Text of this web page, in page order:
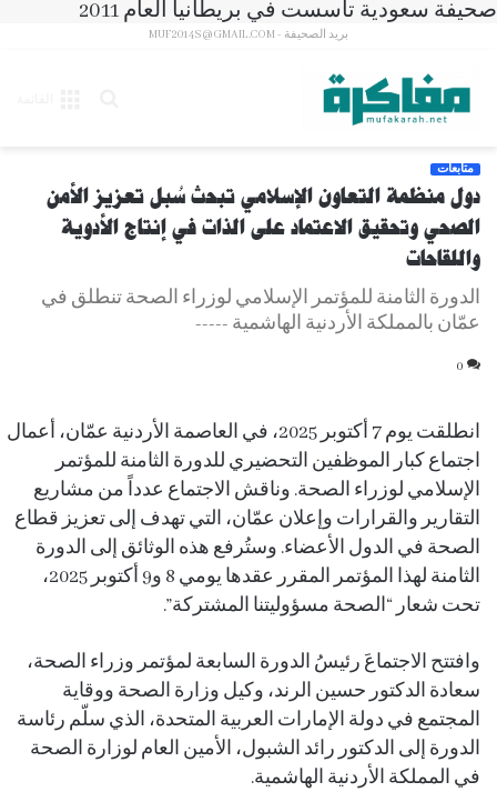
صحيفة سعودية تأسست في بريطانيا العام 2011
بريد الصحيفة - MUF2014S@GMAIL.COM
متابعات
دول منظمة التعاون الإسلامي تبحث سُبل تعزيز الأمن
الصحي وتحقيق الاعتماد على الذات في إنتاج الأدوية
واللقاحات
الدورة الثامنة للمؤتمر الإسلامي لوزراء الصحة تنطلق في
عمّان بالمملكة الأردنية الهاشمية -----
0
انطلقت يوم 7 أكتوبر 2025، في العاصمة الأردنية عمّان، أعمال
اجتماع كبار الموظفين التحضيري للدورة الثامنة للمؤتمر
الإسلامي لوزراء الصحة. وناقش الاجتماع عدداً من مشاريع
التقارير والقرارات وإعلان عمّان، التي تهدف إلى تعزيز قطاع
الصحة في الدول الأعضاء. وستُرفع هذه الوثائق إلى الدورة
الثامنة لهذا المؤتمر المقرر عقدها يومي 8 و9 أكتوبر 2025،
تحت شعار “الصحة مسؤوليتنا المشتركة”.
وافتتح الاجتماعَ رئيسُ الدورة السابعة لمؤتمر وزراء الصحة،
سعادة الدكتور حسين الرند، وكيل وزارة الصحة ووقاية
المجتمع في دولة الإمارات العربية المتحدة، الذي سلّم رئاسة
الدورة إلى الدكتور رائد الشبول، الأمين العام لوزارة الصحة
في المملكة الأردنية الهاشمية.